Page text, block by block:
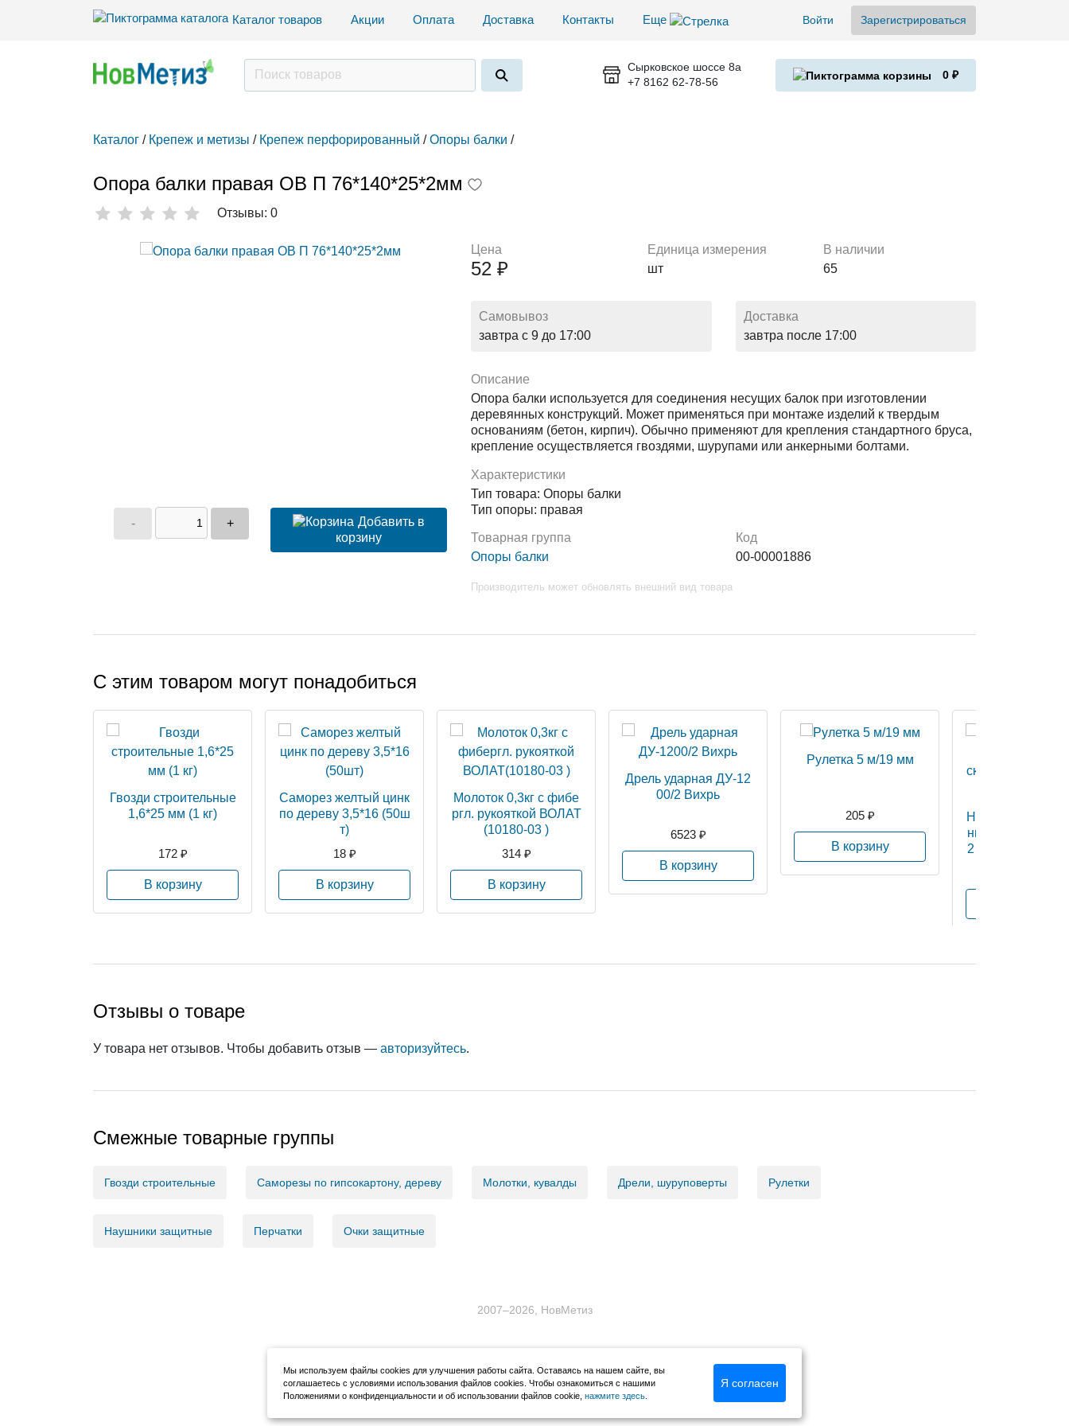
Каталог товаров Акции Оплата Доставка Контакты Еще Войти Зарегистрироваться
Сырковское шоссе 8а
+7 8162 62-78-56
0 ₽
Каталог / Крепеж и метизы / Крепеж перфорированный / Опоры балки /
Опора балки правая ОВ П 76*140*25*2мм
Отзывы: 0
- +
Добавить в
корзину
Цена
52 ₽
Единица измерения
шт
В наличии
65
Самовывоз
завтра с 9 до 17:00
Доставка
завтра после 17:00
Описание
Опора балки используется для соединения несущих балок при изготовлении
деревянных конструкций. Может применяться при монтаже изделий к твердым
основаниям (бетон, кирпич). Обычно применяют для крепления стандартного бруса,
крепление осуществляется гвоздями, шурупами или анкерными болтами.
Характеристики
Тип товара: Опоры балки
Тип опоры: правая
Товарная группа
Опоры балки
Код
00-00001886
Производитель может обновлять внешний вид товара
С этим товаром могут понадобиться
Гвозди строительные
1,6*25 мм (1 кг)
172 ₽
В корзину
Саморез желтый цинк
по дереву 3,5*16 (50ш
т)
18 ₽
В корзину
Молоток 0,3кг с фибе
ргл. рукояткой ВОЛАТ
(10180-03 )
314 ₽
В корзину
Дрель ударная ДУ-12
00/2 Вихрь
6523 ₽
В корзину
Рулетка 5 м/19 мм
205 ₽
В корзину
Наушники
ные складные
2 ДБ (арт. MWI-
Отзывы о товаре
У товара нет отзывов. Чтобы добавить отзыв — авторизуйтесь.
Смежные товарные группы
Гвозди строительные Саморезы по гипсокартону, дереву Молотки, кувалды Дрели, шуруповерты Рулетки
Наушники защитные Перчатки Очки защитные
2007–2026, НовМетиз
Мы используем файлы cookies для улучшения работы сайта. Оставаясь на нашем сайте, вы
соглашаетесь с условиями использования файлов cookies. Чтобы ознакомиться с нашими
Положениями о конфиденциальности и об использовании файлов cookie, нажмите здесь
Я согласен